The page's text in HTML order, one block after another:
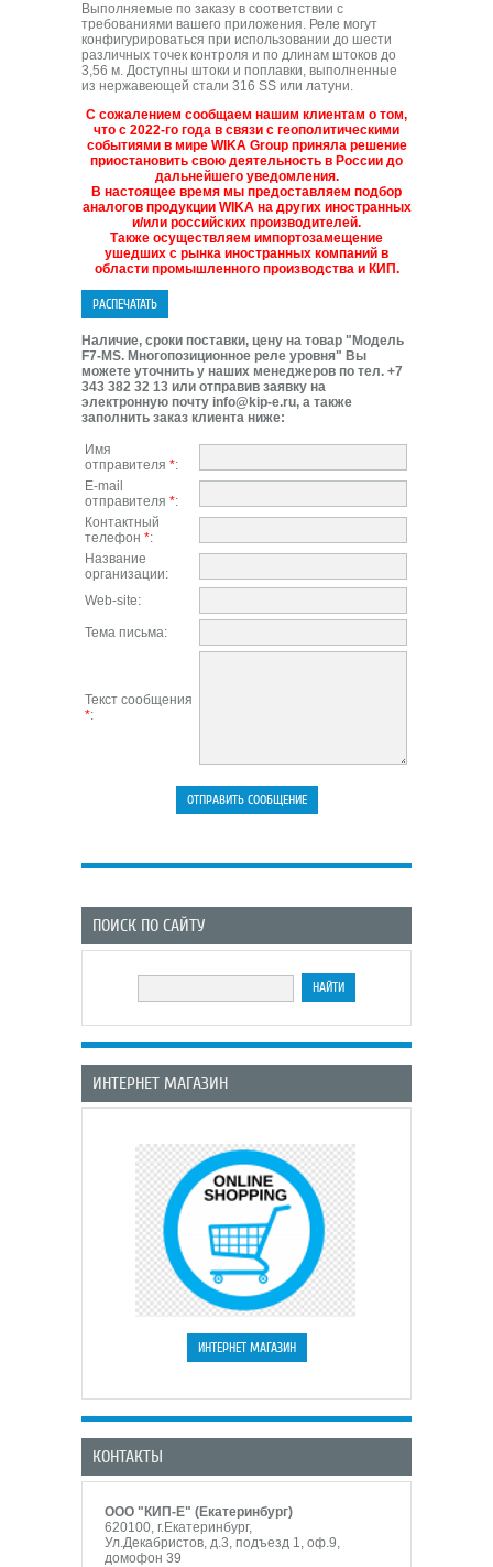
Выполняемые по заказу в соответствии с
требованиями вашего приложения. Реле могут
конфигурироваться при использовании до шести
различных точек контроля и по длинам штоков до
3,56 м. Доступны штоки и поплавки, выполненные
из нержавеющей стали 316 SS или латуни.
С сожалением сообщаем нашим клиентам о том,
что с 2022-го года в связи с геополитическими
событиями в мире WIKA Group приняла решение
приостановить свою деятельность в России до
дальнейшего уведомления.
В настоящее время мы предоставляем подбор
аналогов продукции WIKA на других иностранных
и/или российских производителей.
Также осуществляем импортозамещение
ушедших с рынка иностранных компаний в
области промышленного производства и КИП.
Наличие, сроки поставки, цену на товар "Модель
F7-MS. Многопозиционное реле уровня" Вы
можете уточнить у наших менеджеров по тел. +7
343 382 32 13 или отправив заявку на
электронную почту info@kip-e.ru, а также
заполнить заказ клиента ниже:
Имя
отправителя *:
E-mail
отправителя *:
Контактный
телефон *:
Название
организации:
Web-site:
Тема письма:
Текст сообщения
*:
ПОИСК ПО САЙТУ
ИНТЕРНЕТ МАГАЗИН
КОНТАКТЫ
ООО "КИП-Е" (Екатеринбург)
620100, г.Екатеринбург,
Ул.Декабристов, д.3, подъезд 1, оф.9,
домофон 39